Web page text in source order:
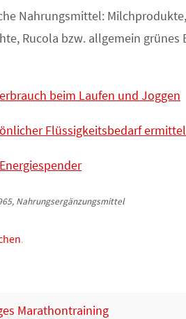
Nahrungsmittel:
Rucola bzw. allgemein grünes
beim Laufen und Joggen
Flüssigkeitsbedarf
Nahrungsergänzungsmittel
.
Marathontraining